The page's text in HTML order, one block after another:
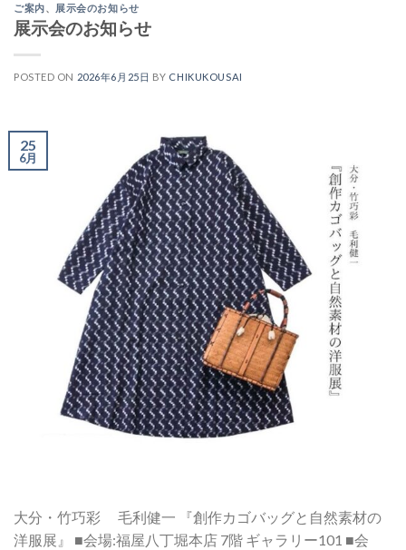
ご案内、 展示会のお知らせ
展示会のお知らせ
POSTED ON 2026年6月25日 BY CHIKUKOUSAI
25
6月
大分・竹巧彩 毛利健一 『創作カゴバッグと自然素材の
洋服展』 ■会場:福屋八丁堀本店 7階 ギャラリー101 ■会